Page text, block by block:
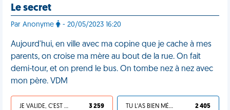
Le secret
Par Anonyme - 20/05/2023 16:20
Aujourd'hui, en ville avec ma copine que je cache à mes
parents, on croise ma mère au bout de la rue. On fait
demi-tour, et on prend le bus. On tombe nez à nez avec
mon père. VDM
JE VALIDE, C'EST UNE VDM 3 259 TU L'AS BIEN MÉRITÉ 2 405